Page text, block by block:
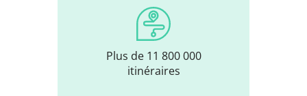
Plus de 11 800 000
itinéraires